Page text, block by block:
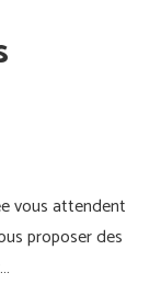
vous attendent
proposer des